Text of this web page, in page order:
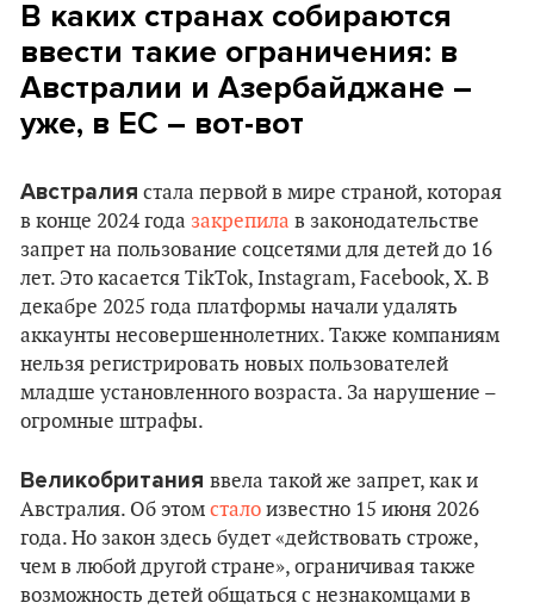
В каких странах собираются
ввести такие ограничения: в
Австралии и Азербайджане –
уже, в ЕС – вот-вот
Австралия стала первой в мире страной, которая
в конце 2024 года закрепила в законодательстве
запрет на пользование соцсетями для детей до 16
лет. Это касается TikTok, Instagram, Facebook, X. В
декабре 2025 года платформы начали удалять
аккаунты несовершеннолетних. Также компаниям
нельзя регистрировать новых пользователей
младше установленного возраста. За нарушение –
огромные штрафы.
Великобритания ввела такой же запрет, как и
Австралия. Об этом стало известно 15 июня 2026
года. Но закон здесь будет «действовать строже,
чем в любой другой стране», ограничивая также
возможность детей общаться с незнакомцами в